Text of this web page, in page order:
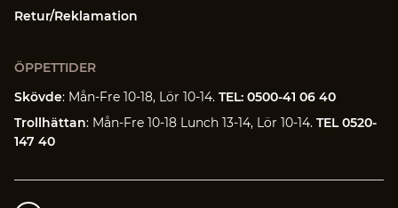
Retur/Reklamation
ÖPPETTIDER
Skövde: Mån-Fre 10-18, Lör 10-14. TEL: 0500-41 06 40
Trollhättan: Mån-Fre 10-18 Lunch 13-14, Lör 10-14. TEL 0520-
147 40